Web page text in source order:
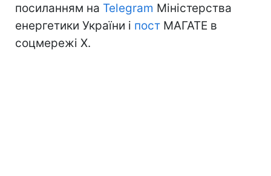
посиланням на Telegram Міністерства
енергетики України і пост МАГАТЕ в
соцмережі Х.